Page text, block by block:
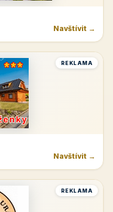
Navštívit →
REKLAMA
Navštívit →
REKLAMA